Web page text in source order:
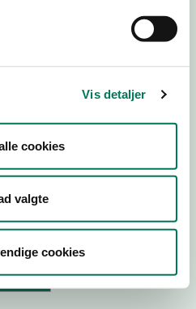
Vis detaljer
cookies
valgte
cookies
til dit website
virksomhedens hjemmeside